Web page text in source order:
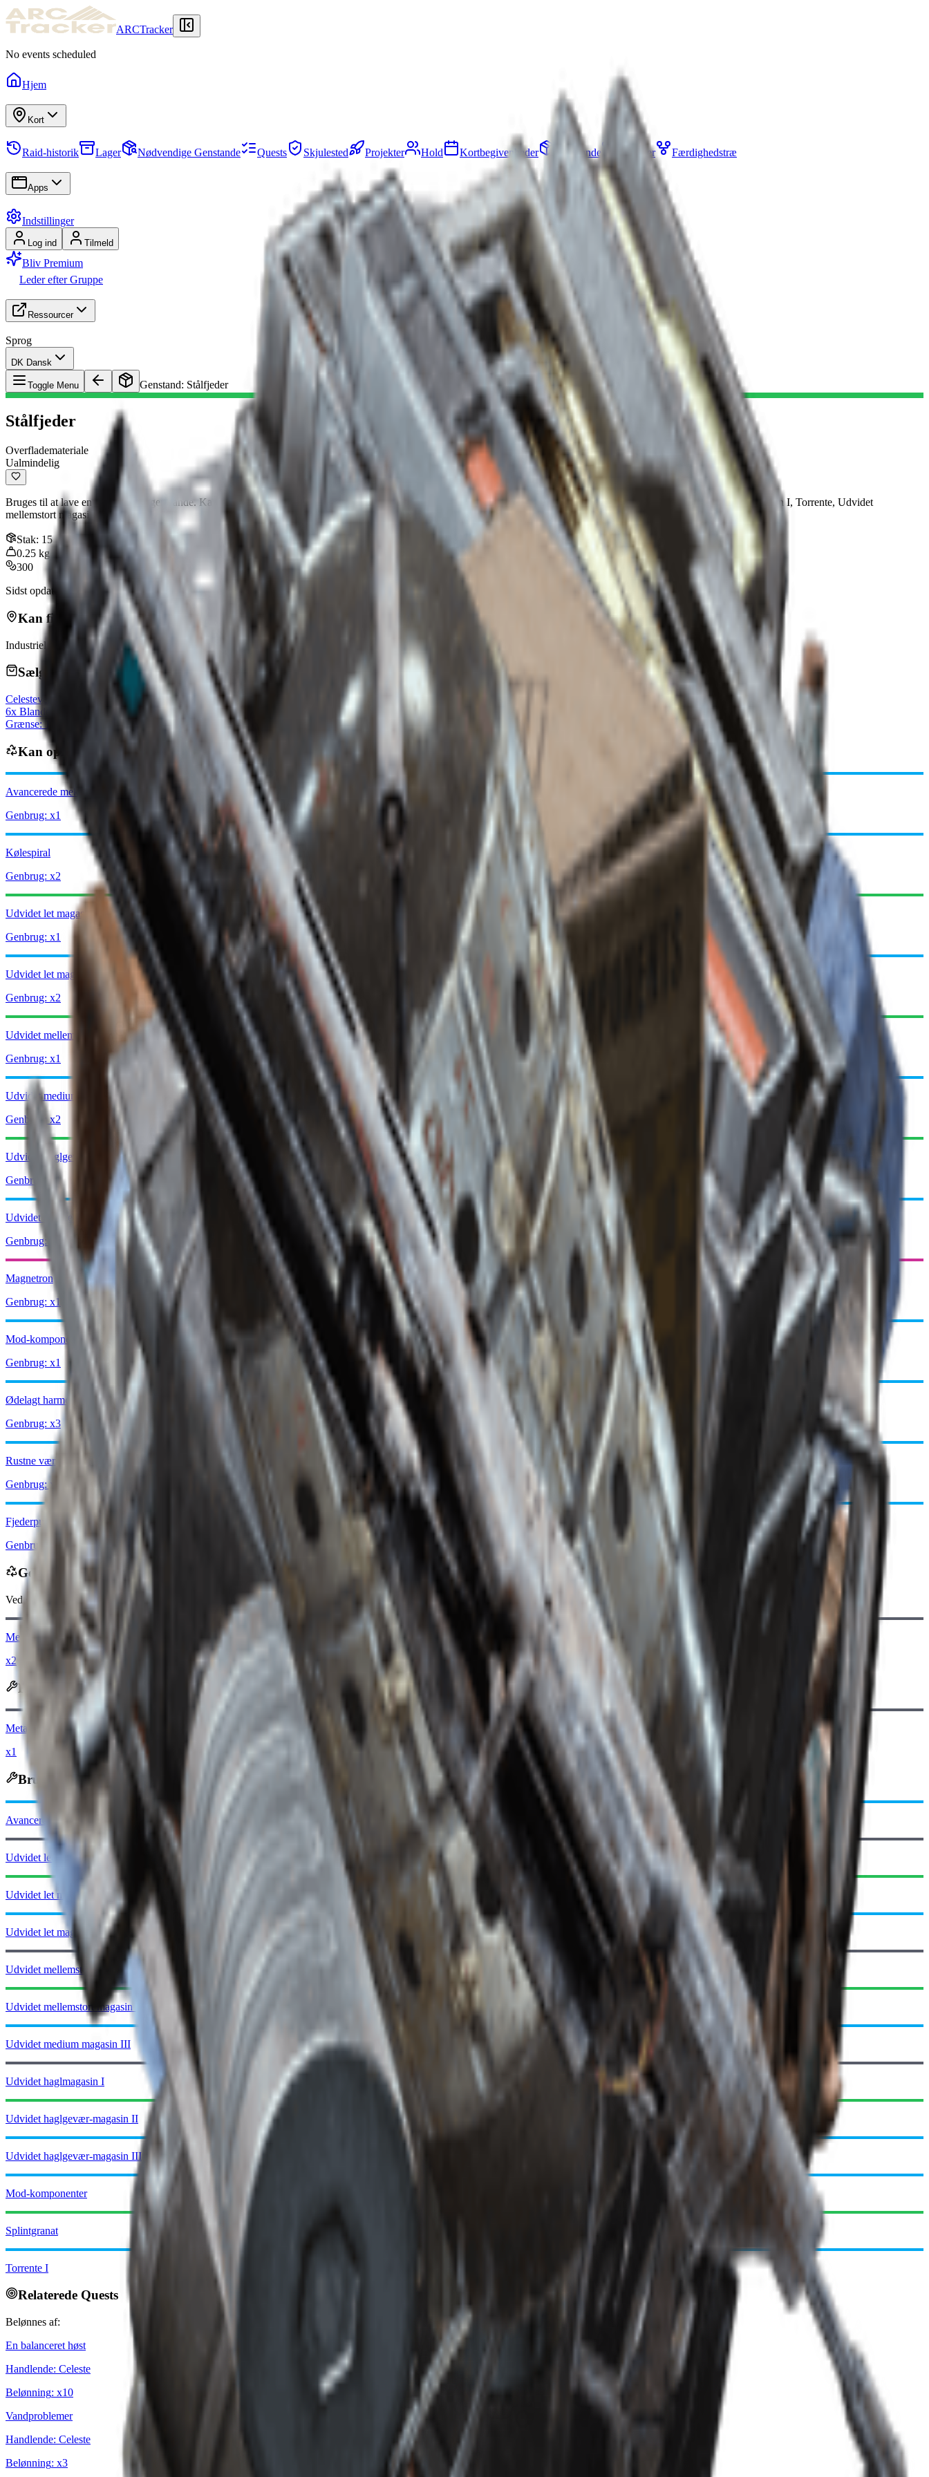
ARCTracker
No events scheduled
Hjem
Kort
Raid-historik Lager Nødvendige Genstande Quests Skjulested Projekter Hold Kortbegivenheder Genstande Sæsoner Færdighedstræ
Apps
Indstillinger
Log ind Tilmeld
Bliv Premium
Leder efter Gruppe
Ressourcer
Sprog
DK Dansk
Toggle Menu Genstand: Stålfjeder
Stålfjeder
Overflademateriale
Ualmindelig
Bruges til at lave en bred vifte af genstande. Kan genbruges til håndværksmaterialer. Bruges til at lave: Udvidet haglmagasin I, Udvidet mellemstort magasin I, Udvidet let magasin I, Torrente, Udvidet
mellemstort magasin II
Stak: 15
0.25 kg
300
Sidst opdateret
Mar 22, 2026
Kan findes i
Industriel
Sælges af handlende
CelestevendorLevel
6x Blandede frø
Grænse: 10
Genopfyldes dagligt
Kan opnås fra
Avancerede mekaniske komponenter
Genbrug: x1
Kølespiral
Genbrug: x2
Udvidet let magasin II
Genbrug: x1
Udvidet let magasin III
Genbrug: x2
Udvidet mellemstort magasin II
Genbrug: x1
Udvidet medium magasin III
Genbrug: x2
Udvidet haglgevær-magasin II
Genbrug: x1
Udvidet haglgevær-magasin III
Genbrug: x2
Magnetron
Genbrug: x1
Mod-komponenter
Genbrug: x1
Ødelagt harmonika
Genbrug: x3
Rustne værktøjer
Genbrug: x1
Fjederpude
Genbrug: x2
Genbruges til
Ved genbrug modtager du -150 mindre Raider-mønter
Metaldele
x2
Bjærges til
Metaldele
x1
Bruges i Håndværk
Avancerede mekaniske komponenter
Udvidet let magasin I
Udvidet let magasin II
Udvidet let magasin III
Udvidet mellemstort magasin I
Udvidet mellemstort magasin II
Udvidet medium magasin III
Udvidet haglmagasin I
Udvidet haglgevær-magasin II
Udvidet haglgevær-magasin III
Mod-komponenter
Splintgranat
Torrente I
Relaterede Quests
Belønnes af:
En balanceret høst
Handlende: Celeste
Belønning: x10
Vandproblemer
Handlende: Celeste
Belønning: x3